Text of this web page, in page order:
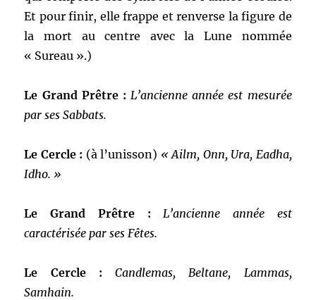
Et pour finir, elle frappe et renverse la figure de
la mort au centre avec la Lune nommée
« Sureau ».)
Le Grand Prêtre : L’ancienne année est mesurée
par ses Sabbats.
Le Cercle : (à l’unisson) « Ailm, Onn, Ura, Eadha,
Idho. »
Le Grand Prêtre : L’ancienne année est
caractérisée par ses Fêtes.
Le Cercle :Candlemas, Beltane, Lammas,
Samhain.